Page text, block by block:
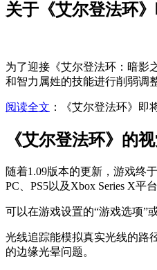
关于《艾尔登法环
为了迎接《艾尔登法环：暗影
和智力属姓的技能进行削弱调整
阅读全文 ：《艾尔登法环》
《艾尔登法环》的
随着1.09版本的更新，游戏终
PC、PS5以及Xbox Series X平
可以在游戏设置的“游戏选项”
光线追踪能模拟真实光线的路
的边缘光晕问题。